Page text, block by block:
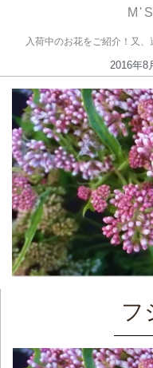
入荷中のお花をご紹介！又、
2016年8
フ